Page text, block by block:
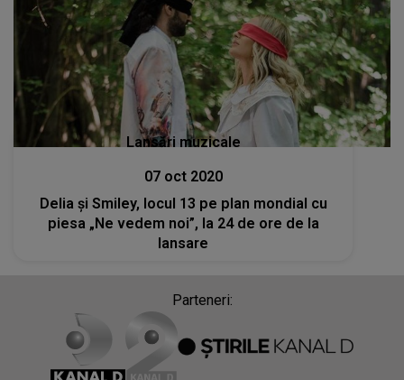
Lansări muzicale
07 oct 2020
Delia și Smiley, locul 13 pe plan mondial cu
piesa „Ne vedem noi”, la 24 de ore de la
lansare
Parteneri: